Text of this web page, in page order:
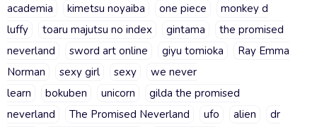
academia
kimetsu noyaiba one piece
monkey d
luffy
toaru majutsu no index gintama
the promised
neverland
sword art online giyu tomioka
Ray Emma
Norman
sexy girl sexy
we never
learn
bokuben unicorn
gilda the promised
neverland
The Promised Neverland ufo alien
dr